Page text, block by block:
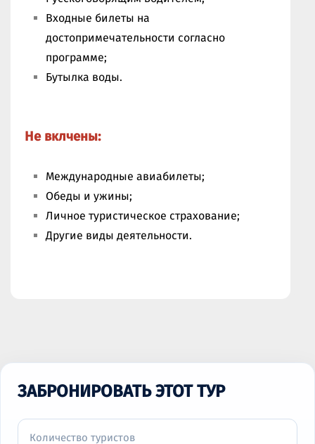
Входные билеты на
достопримечательности согласно
программе;
Бутылка воды.
Не вклчены:
Международные авиабилеты;
Обеды и ужины;
Личное туристическое страхование;
Другие виды деятельности.
ЗАБРОНИРОВАТЬ ЭТОТ ТУР